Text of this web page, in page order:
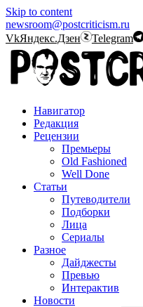
Skip to content
newsroom@postcriticism.ru
VkЯндекс.Дзен Telegram
Навигатор
Редакция
Рецензии
Премьеры
Old Fashioned
Well Done
Статьи
Путеводители
Подборки
Лица
Сериалы
Разное
Дайджесты
Превью
Интерактив
Новости